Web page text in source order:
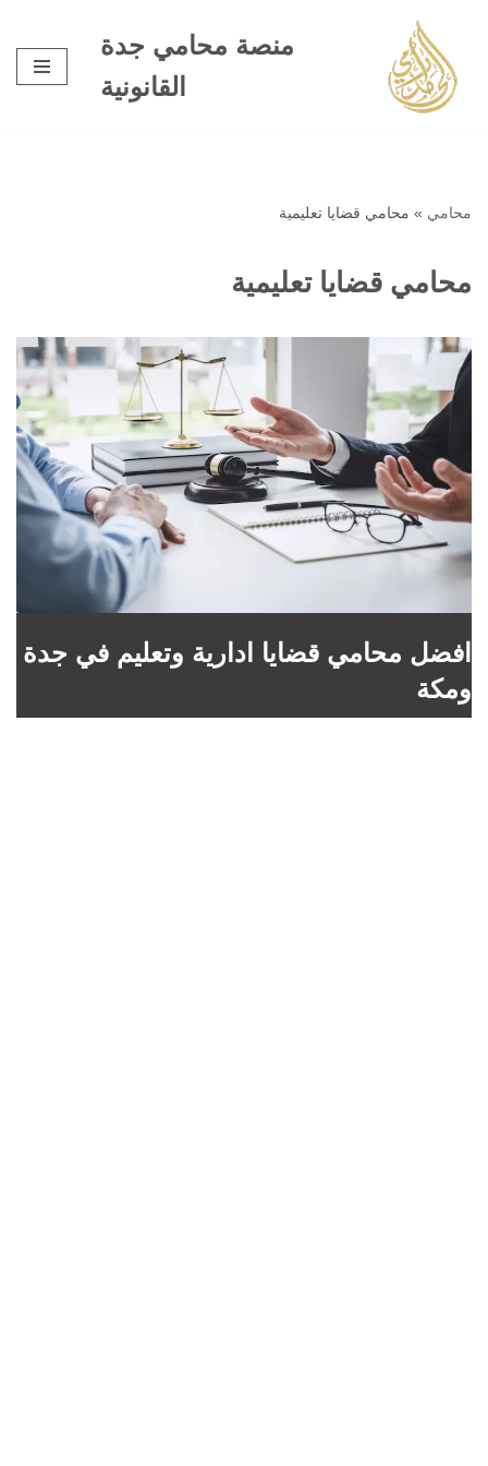
تخطى
إلى
المحتوى
منصة محامي جدة
القانونية
محامي » محامي قضايا تعليمية
محامي قضايا تعليمية
افضل محامي قضايا ادارية وتعليم في جدة
ومكة